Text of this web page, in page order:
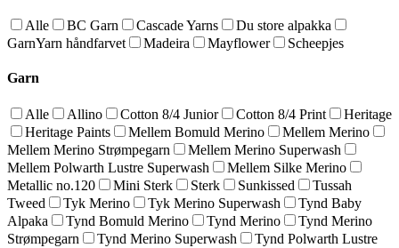
Alle BC Garn Cascade Yarns
Du store alpakka
GarnYarn håndfarvet
Madeira Mayflower Scheepjes
Garn
Alle Allino Cotton 8/4 Junior Cotton 8/4 Print
Heritage
Heritage Paints
Mellem Bomuld Merino
Mellem Merino
Mellem Merino Strømpegarn
Mellem Merino Superwash
Mellem Polwarth Lustre Superwash
Mellem Silke Merino
Metallic no.120
Mini Sterk Sterk Sunkissed
Tussah
Tweed
Tyk Merino Tyk Merino Superwash
Tynd Baby
Alpaka
Tynd Bomuld Merino Tynd Merino
Tynd Merino
Strømpegarn
Tynd Merino Superwash
Tynd Polwarth Lustre